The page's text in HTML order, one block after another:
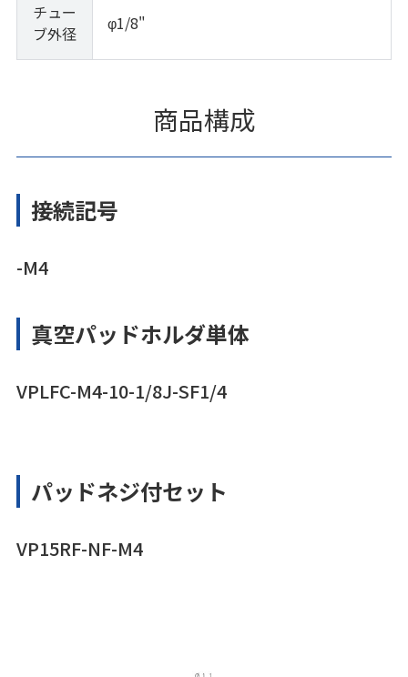
チュー
ブ外径
φ1/8"
商品構成
接続記号
-M4
真空パッドホルダ単体
VPLFC-M4-10-1/8J-SF1/4
パッドネジ付セット
VP15RF-NF-M4